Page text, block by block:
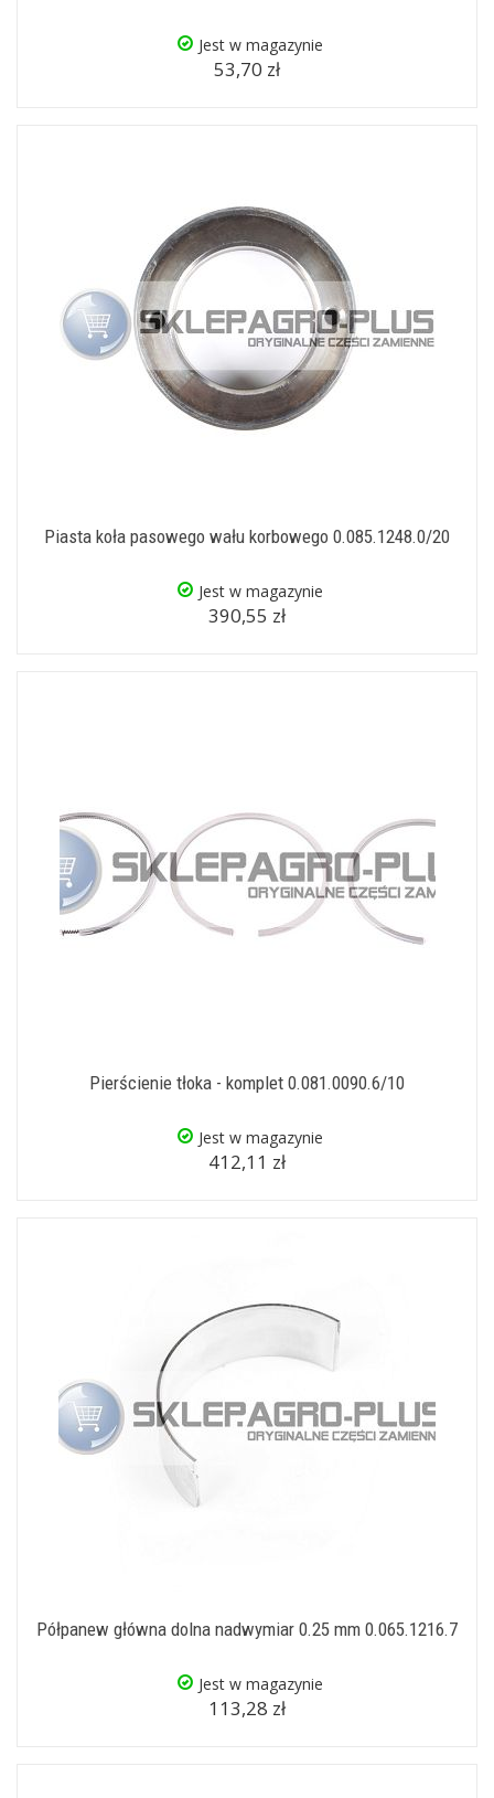
Jest w magazynie
53,70 zł
Piasta koła pasowego wału korbowego 0.085.1248.0/20
Jest w magazynie
390,55 zł
Pierścienie tłoka - komplet 0.081.0090.6/10
Jest w magazynie
412,11 zł
Półpanew główna dolna nadwymiar 0.25 mm 0.065.1216.7
Jest w magazynie
113,28 zł